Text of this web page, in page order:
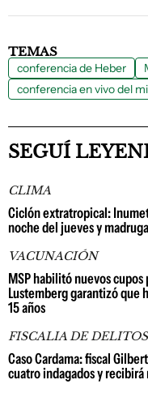
TEMAS
conferencia de Heber
conferencia en vivo del
SEGUÍ
CLIMA
Ciclón extratropical:
noche del jueves y
VACUNACIÓN
MSP habilitó nuevos
Lustemberg garantizó que
15 años
FISCALIA DE
Caso Cardama: fiscal
cuatro indagados y